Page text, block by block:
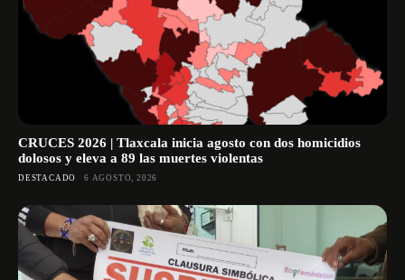
CRUCES 2026 | Tlaxcala inicia agosto con dos homicidios
dolosos y eleva a 89 las muertes violentas
DESTACADO 6 AGOSTO, 2026